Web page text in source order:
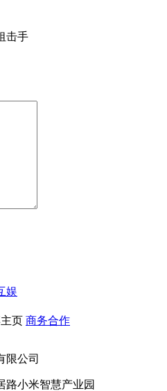
击手
娱
页 商务合作
限公司
路小米智慧产业园